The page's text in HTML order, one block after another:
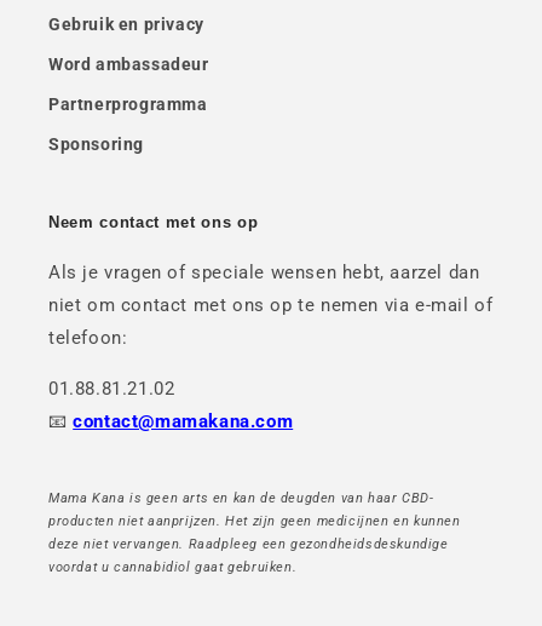
Gebruik en privacy
Word ambassadeur
Partnerprogramma
Sponsoring
Neem contact met ons op
Als je vragen of speciale wensen hebt, aarzel dan
niet om contact met ons op te nemen via e-mail of
telefoon:
01.88.81.21.02
📧contact@mamakana.com
Mama Kana is geen arts en kan de deugden van haar CBD-
producten niet aanprijzen. Het zijn geen medicijnen en kunnen
deze niet vervangen. Raadpleeg een gezondheidsdeskundige
voordat u cannabidiol gaat gebruiken.